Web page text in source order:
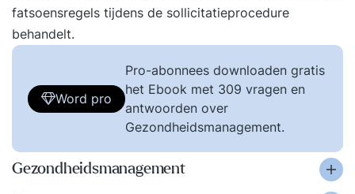
fatsoensregels tijdens de sollicitatieprocedure
behandelt.
Word pro
Pro-abonnees downloaden gratis
het Ebook met 309 vragen en
antwoorden over
Gezondheidsmanagement.
Gezondheidsmanagement